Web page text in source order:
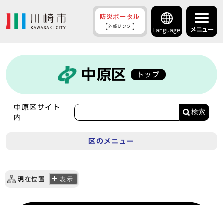
防災ポータル
外部リンク
Language メニュー
中原区 トップ
中原区サイト
内
検索
区のメニュー
現在位置 表示